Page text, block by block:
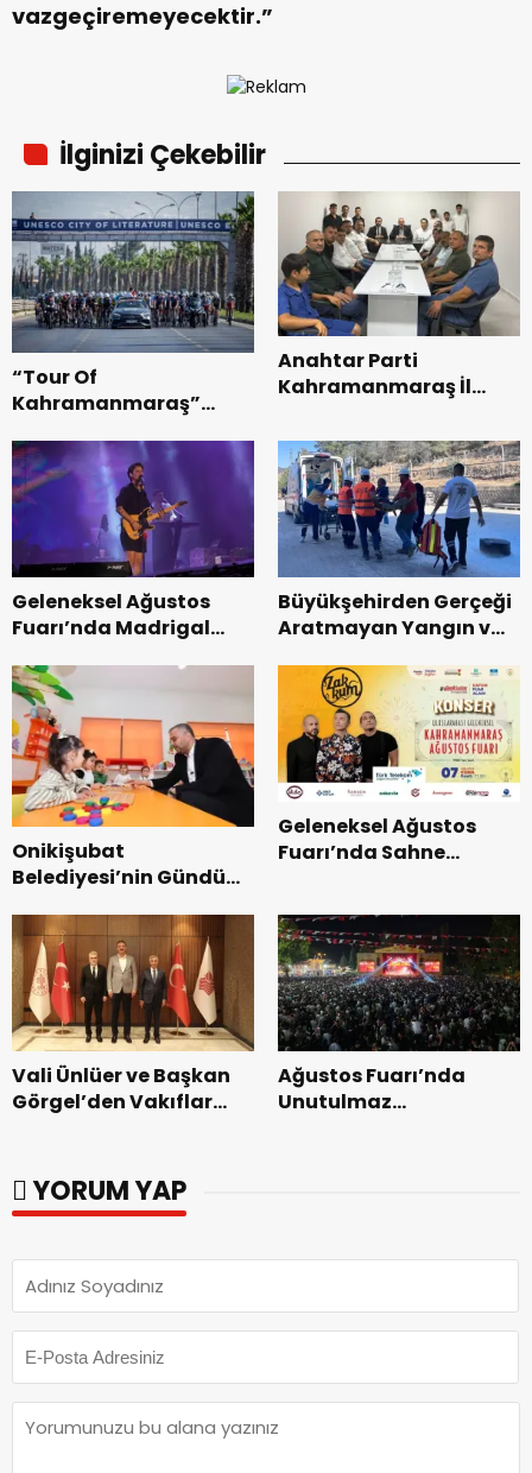
vazgeçiremeyecektir.”
İlginizi Çekebilir
“Tour Of
Kahramanmaraş”
Bisikleti Turnuvası
Tamamlandı.
Anahtar Parti
Kahramanmaraş İl
Teşkilatı ile buluştu.
Geleneksel Ağustos
Fuarı’nda Madrigal
Büyükşehirden Gerçeği
Aratmayan Yangın ve
Onikişubat
Belediyesi’nin Gündüz
dönemin ön kayıtları
başladı.
Geleneksel Ağustos
Fuarı’nda Sahne
Vali Ünlüer ve Başkan
Görgel’den Vakıflar
Ağustos Fuarı’nda
Unutulmaz
YORUM YAP